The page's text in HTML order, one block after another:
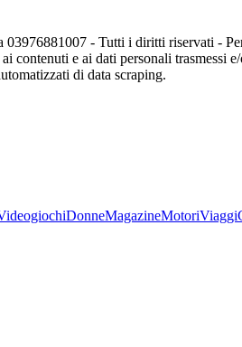
- Tutti i diritti riservati -
contenuti e ai dati personali trasmessi
di data scraping.
DonneMagazineMotoriViaggi